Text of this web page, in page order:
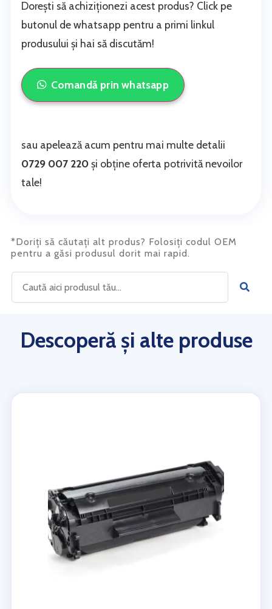
Dorești să achiziționezi acest produs? Click pe
butonul de whatsapp pentru a primi linkul
produsului și hai să discutăm!
Comandă prin whatsapp
sau apelează acum pentru mai multe detalii
0729 007 220și obține oferta potrivită nevoilor
tale!
*Doriți să căutați alt produs? Folosiți codul OEM
pentru a găsi produsul dorit mai rapid.
Descoperă și alte produse